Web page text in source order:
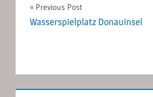
Post
navigation
Previous Post
Wasserspielplatz Donauinsel